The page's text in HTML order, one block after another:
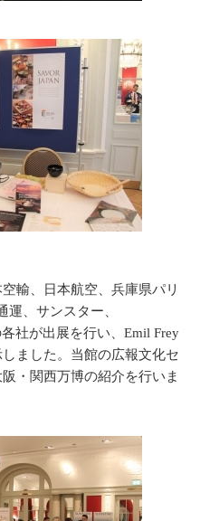
輸、日本航空、兵庫県パリ
、サンスター、
社が出展を行い、Emil Frey
ました。当館の広報文化セ
・関西万博の紹介を行いま